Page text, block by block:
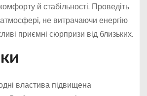
й стабільності. Проведіть
не витрачаючи енергію
приємні сюрпризи від близьких.
властива підвищена